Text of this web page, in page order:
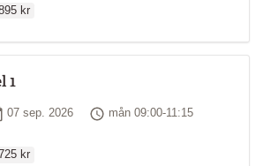
kr
1
Startdatum
07 sep. 2026 Tid
mån 09:00-11:15
kr